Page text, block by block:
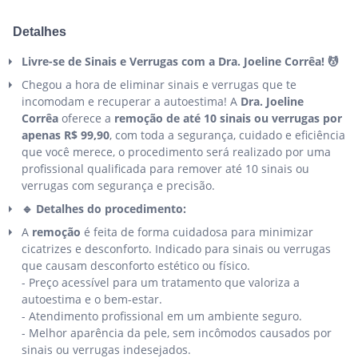
Detalhes
Livre-se de Sinais e Verrugas com a Dra. Joeline Corrêa! 💆
Chegou a hora de eliminar sinais e verrugas que te
incomodam e recuperar a autoestima! A Dra. Joeline
Corrêa oferece a remoção de até 10 sinais ou verrugas por
apenas R$ 99,90, com toda a segurança, cuidado e eficiência
que você merece, o procedimento será realizado por uma
profissional qualificada para remover até 10 sinais ou
verrugas com segurança e precisão.
🔹 Detalhes do procedimento:
A remoção é feita de forma cuidadosa para minimizar
cicatrizes e desconforto. Indicado para sinais ou verrugas
que causam desconforto estético ou físico.
- Preço acessível para um tratamento que valoriza a
autoestima e o bem-estar.
- Atendimento profissional em um ambiente seguro.
- Melhor aparência da pele, sem incômodos causados por
sinais ou verrugas indesejados.